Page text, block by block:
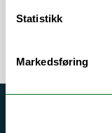
Statistikk
Markedsføring